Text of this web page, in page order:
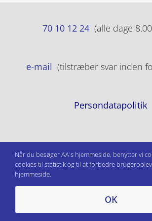
70 10 12 24 (alle dage
e-mail (tilstræber svar inden
Persondatapolitik
Når du besøger AA's hjemmeside, benytter vi
cookies til statistik og til at forbedre
hjemmeside.
OK